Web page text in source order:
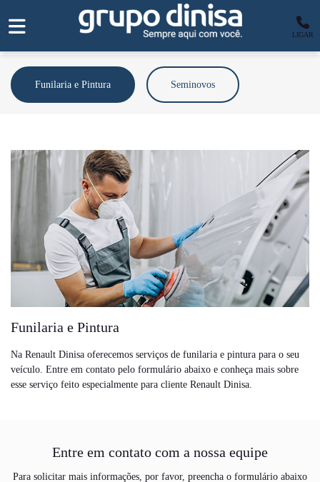
LIGAR
Funilaria e Pintura Seminovos
Funilaria e Pintura
Na Renault Dinisa oferecemos serviços de funilaria e pintura para o seu
veículo. Entre em contato pelo formulário abaixo e conheça mais sobre
esse serviço feito especialmente para cliente Renault Dinisa.
Entre em contato com a nossa equipe
Para solicitar mais informações, por favor, preencha o formulário abaixo